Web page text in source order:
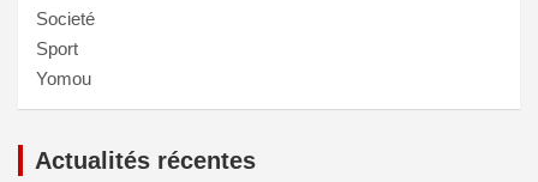
Societé
Sport
Yomou
Actualités récentes